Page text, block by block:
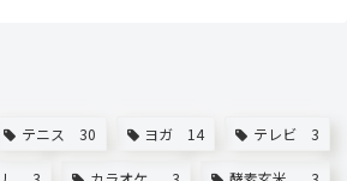
テニス 30 ヨガ 14 テレビ 3